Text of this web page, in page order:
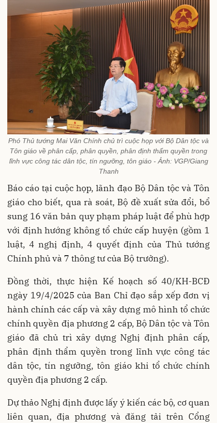
Phó Thủ tướng Mai Văn Chính chủ trì cuộc họp với Bộ Dân tộc và
Tôn giáo về phân cấp, phân quyền, phân định thẩm quyền trong
lĩnh vực công tác dân tộc, tín ngưỡng, tôn giáo - Ảnh: VGP/Giang
Thanh
Báo cáo tại cuộc họp, lãnh đạo Bộ Dân tộc và Tôn
giáo cho biết, qua rà soát, Bộ đề xuất sửa đổi, bổ
sung 16 văn bản quy phạm pháp luật để phù hợp
với định hướng không tổ chức cấp huyện (gồm 1
luật, 4 nghị định, 4 quyết định của Thủ tướng
Chính phủ và 7 thông tư của Bộ trưởng).
Đồng thời, thực hiện Kế hoạch số 40/KH-BCĐ
ngày 19/4/2025 của Ban Chỉ đạo sắp xếp đơn vị
hành chính các cấp và xây dựng mô hình tổ chức
chính quyền địa phương 2 cấp, Bộ Dân tộc và Tôn
giáo đã chủ trì xây dựng Nghị định phân cấp,
phân định thẩm quyền trong lĩnh vực công tác
dân tộc, tín ngưỡng, tôn giáo khi tổ chức chính
quyền địa phương 2 cấp.
Dự thảo Nghị định được lấy ý kiến các bộ, cơ quan
liên quan, địa phương và đăng tải trên Cổng